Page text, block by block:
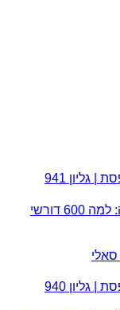
941
המספרים המפתיעים של קריית שמונה: למה 600 דורשי
940